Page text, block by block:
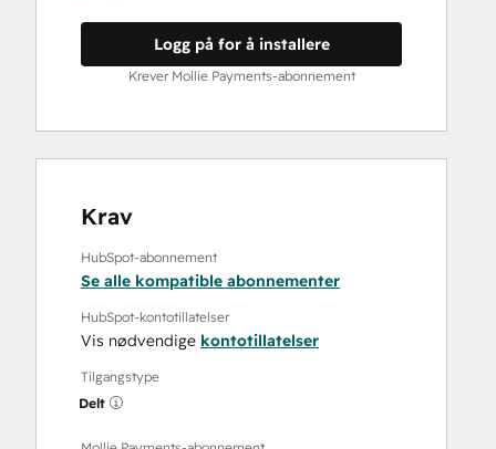
Logg på for å installere
Krever Mollie Payments-abonnement
Krav
HubSpot-abonnement
Se alle kompatible abonnementer
HubSpot-kontotillatelser
Vis nødvendige kontotillatelser
Tilgangstype
Delt